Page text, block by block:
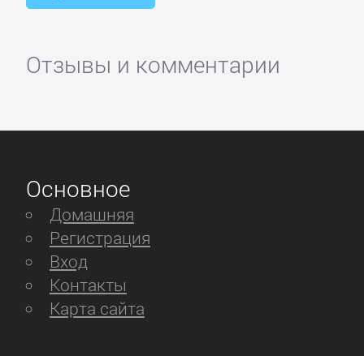
Отзывы и комментарии
Основное
Домашняя
Регистрация
Вход
Контакты
Карта сайта